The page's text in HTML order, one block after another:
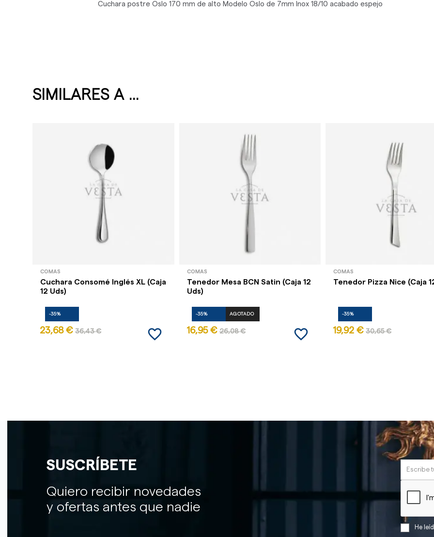
Cuchara postre Oslo 170 mm de alto Modelo Oslo de 7mm Inox 18/10 acabado espejo
SIMILARES A ...
COMAS
Cuchara Consomé Inglés XL (Caja
12 Uds)
-35%
23,68 € 36,43 € favorite_border
COMAS
Tenedor Mesa BCN Satin (Caja 12
Uds)
-35% AGOTADO
16,95 € 26,08 € favorite_border
COMAS
Tenedor Pizza Nice (Caja
-35%
19,92 € 30,65 €
SUSCRÍBETE
Quiero recibir novedades
y ofertas antes que nadie
He